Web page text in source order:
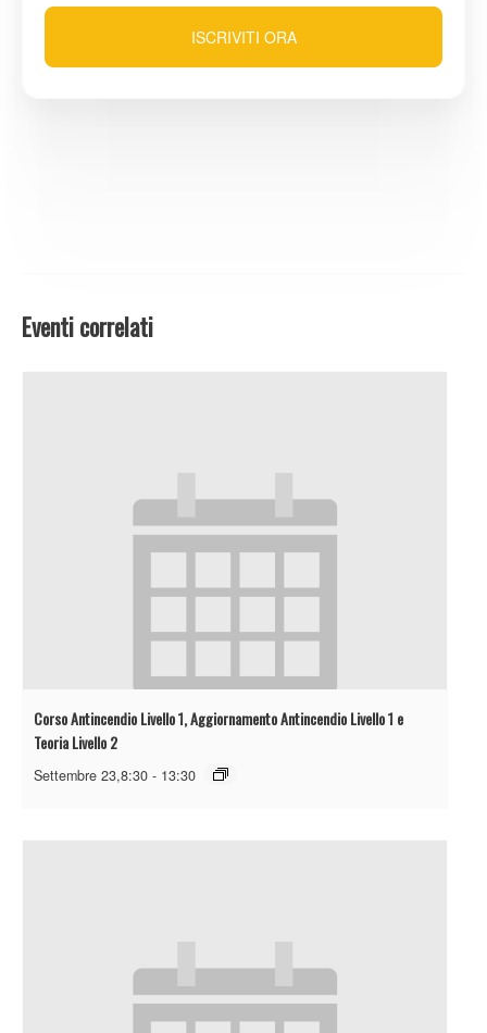
ISCRIVITI ORA
Eventi correlati
Corso Antincendio Livello 1, Aggiornamento Antincendio Livello 1 e
Teoria Livello 2
Settembre 23,8:30 - 13:30